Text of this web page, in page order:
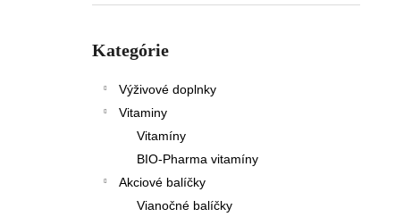
kategórie
Kategórie
Výživové doplnky
Vitaminy
Vitamíny
BIO-Pharma vitamíny
Akciové balíčky
Vianočné balíčky